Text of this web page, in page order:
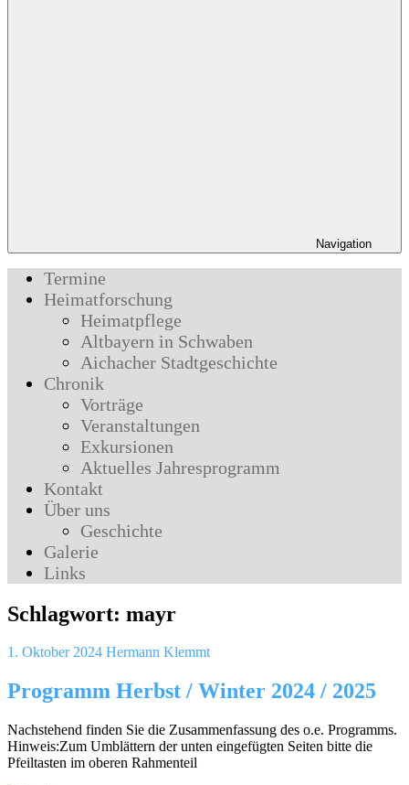
Navigation
Termine
Heimatforschung
Heimatpflege
Altbayern in Schwaben
Aichacher Stadtgeschichte
Chronik
Vorträge
Veranstaltungen
Exkursionen
Aktuelles Jahresprogramm
Kontakt
Über uns
Geschichte
Galerie
Links
Schlagwort: mayr
1. Oktober 2024 Hermann Klemmt
Programm Herbst / Winter 2024 / 2025
Nachstehend finden Sie die Zusammenfassung des o.e. Programms.
Hinweis:Zum Umblättern der unten eingefügten Seiten bitte die
Pfeiltasten im oberen Rahmenteil